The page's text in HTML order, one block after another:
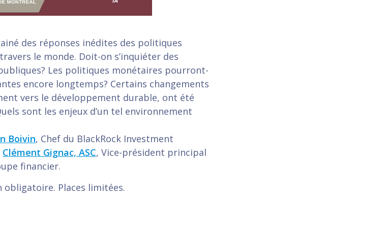
des réponses inédites des politiques
le monde. Doit-on s’inquiéter des
Les politiques monétaires pourront-
encore longtemps? Certains changements
vers le développement durable, ont été
sont les enjeux d’un tel environnement
Boivin, Chef du BlackRock Investment
Clément Gignac, ASC, Vice-président principal
financier.
Places limitées.